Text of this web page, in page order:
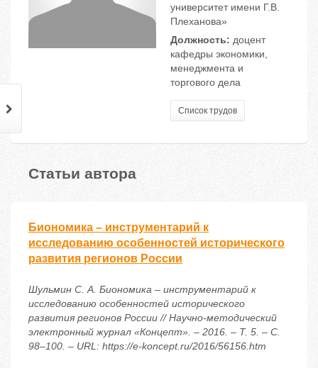
университет имени Г.В.
Плеханова»
Должность: доцент
кафедры экономики,
менеджмента и
торгового дела
Список трудов
Статьи автора
Биономика – инструментарий к
исследованию особенностей исторического
развития регионов России
Шульмин С. А. Биономика – инструментарий к
исследованию особенностей исторического
развития регионов России // Научно-методический
электронный журнал «Концепт». – 2016. – Т. 5. – С.
98–100. – URL: https://e-koncept.ru/2016/56156.htm